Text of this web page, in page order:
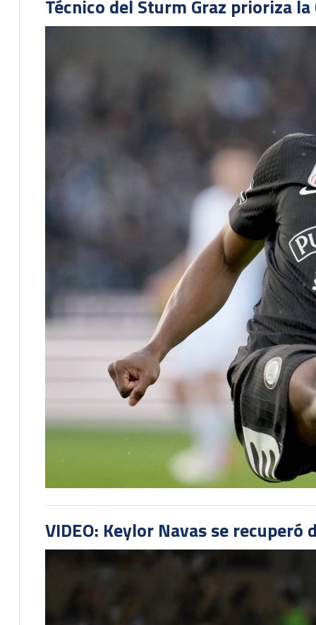
Técnico del Sturm Graz prioriza
VIDEO: Keylor Navas se